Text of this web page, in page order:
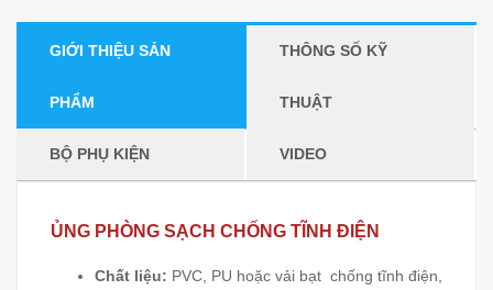
GIỚI THIỆU SẢN
PHẨM
THÔNG SỐ KỸ
THUẬT
BỘ PHỤ KIỆN VIDEO
ỦNG PHÒNG SẠCH CHỐNG TĨNH ĐIỆN
Chất liệu: PVC, PU hoặc vải bạt chống tĩnh điện,